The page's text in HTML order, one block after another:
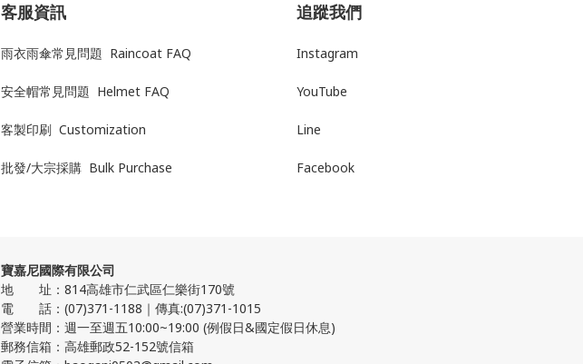
客服資訊
雨衣雨傘常見問題 Raincoat FAQ
安全帽常見問題 Helmet FAQ
客製印刷 Customization
批發/大宗採購 Bulk Purchase
追蹤我們
Instagram
YouTube
Line
Facebook
寶嘉尼國際有限公司
地 址：814高雄市仁武區仁樂街170號
電 話：(07)371-1188｜傳真:(07)371-1015
營業時間：週一至週五10:00~19:00 (例假日&國定假日休息)
郵務信箱：高雄郵政52-152號信箱